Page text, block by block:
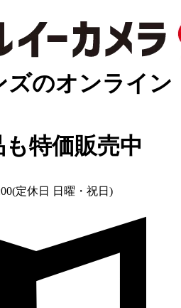
ズのオンライン
特価販売中
定休日 日曜・祝日)